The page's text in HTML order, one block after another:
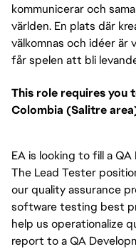
kommunicerar och
världen. En plats där
välkomnas och idéer är
får spelen att bli
This role requires you
Colombia (Salitre
EA is looking to fill a
The Lead Tester
our quality assurance
software testing best
help us operationalize
report to a QA